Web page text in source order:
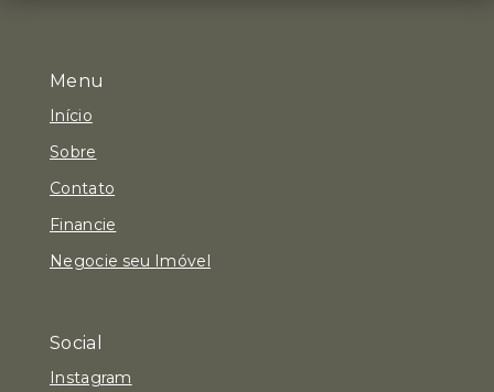
Menu
Início
Sobre
Contato
Financie
Negocie seu Imóvel
Social
Instagram